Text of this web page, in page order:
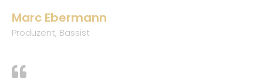
Marc Ebermann
Produzent, Bassist